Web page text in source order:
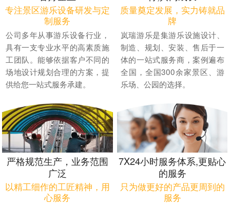
专注景区游乐设备研发与定
制服务
公司多年从事游乐设备行业，
具有一支专业水平的高素质施
工团队。能够依据客户不同的
场地设计规划合理的方案，提
供给您一站式服务承建。
质量奠定发展，实力铸就品
牌
岚瑞游乐是集游乐设施设计、
制造、规划、安装、售后于一
体的一站式服务商，案例遍布
全国，全国300余家景区、游
乐场、公园的选择。
严格规范生产，业务范围
广泛
以精工细作的工匠精神，用
心服务
7X24小时服务体系,更贴心
的服务
只为做更好的产品更周到的
服务